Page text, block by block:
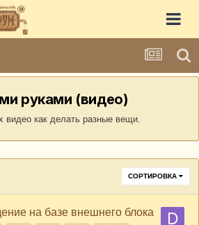
руками (видео)
как делать разные вещи.
СОРТИРОВКА
на базе внешнего блока